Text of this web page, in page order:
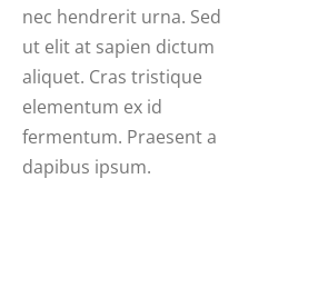
nec hendrerit urna. Sed
ut elit at sapien dictum
aliquet. Cras tristique
elementum ex id
fermentum. Praesent a
dapibus ipsum.